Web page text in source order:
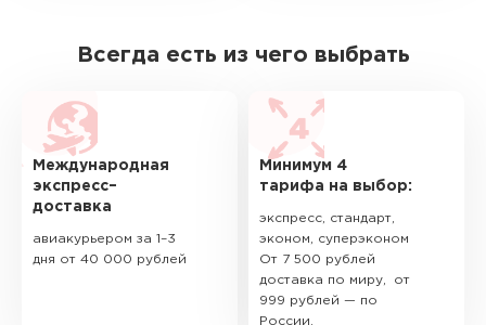
Всегда есть из чего выбрать
Международная
экспресс–
доставка
авиакурьером за 1–3
дня от 40 000 рублей
Минимум 4
тарифа на выбор:
экспресс, стандарт,
эконом, суперэконом
От 7 500 рублей
доставка по миру, от
999 рублей — по
России.